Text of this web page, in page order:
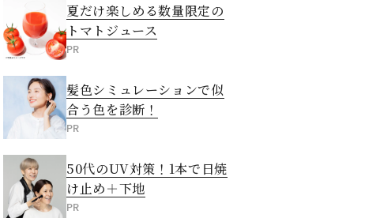
夏だけ楽しめる数量限定の
トマトジュース
PR
髪色シミュレーションで似
合う色を診断！
PR
50代のUV対策！1本で日焼
け止め＋下地
PR